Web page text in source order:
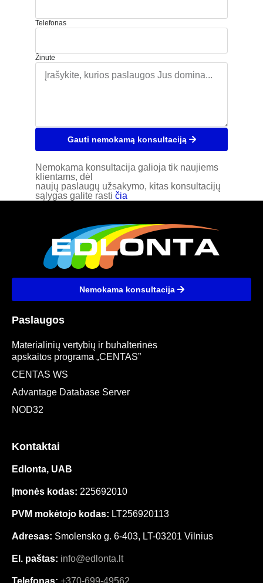
Telefonas
Žinutė
Gauti nemokamą konsultaciją
Nemokama konsultacija galioja tik naujiems
klientams, dėl
naujų paslaugų užsakymo, kitas konsultacijų
sąlygas galite rasti čia
Kontaktai
Edlonta, UAB
Įmonės kodas: 225692010
PVM mokėtojo kodas: LT256920113
Adresas: Smolensko g. 6-403, LT-03201 Vilnius
El. paštas: info@edlonta.lt
Paslaugos
Materialinių vertybių ir buhalterinės
apskaitos programa „CENTAS”
CENTAS WS
Advantage Database Server
NOD32
Nemokama konsultacija